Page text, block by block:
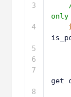
3
4
5
6
7
8
only